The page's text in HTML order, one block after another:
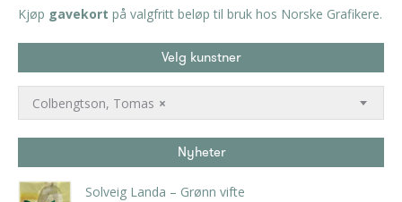
Kjøp gavekort på valgfritt beløp til bruk hos Norske Grafikere.
Velg kunstner
×
Colbengtson, Tomas
Nyheter
Solveig Landa – Grønn vifte